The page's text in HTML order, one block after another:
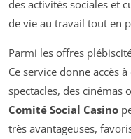
des activités sociales et
de vie au travail tout en
Parmi les offres
Ce service donne accès
spectacles, des cinémas
Comité Social Casino
très avantageuses,